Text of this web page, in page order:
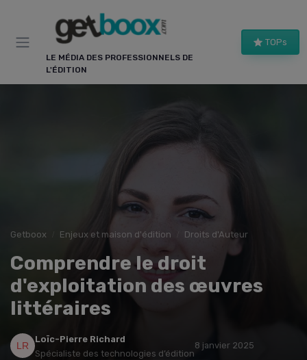
LE MÉDIA DES PROFESSIONNELS DE
L'ÉDITION
TOPs
Getboox Enjeux et maison d'édition Droits d'Auteur
Comprendre le droit
d'exploitation des œuvres
littéraires
Loïc-Pierre Richard
Spécialiste des technologies d’édition
8 janvier 2025